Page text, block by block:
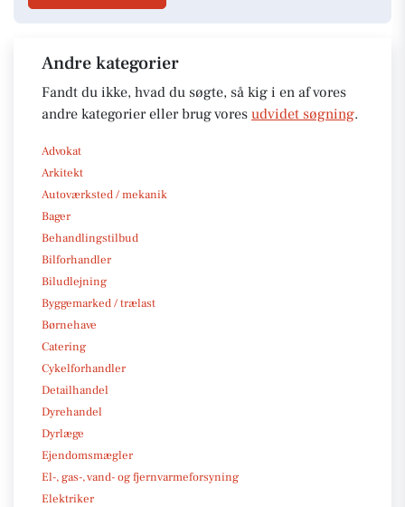
Andre kategorier
Fandt du ikke, hvad du søgte, så kig i en af vores
andre kategorier eller brug vores udvidet søgning.
Advokat
Arkitekt
Autoværksted / mekanik
Bager
Behandlingstilbud
Bilforhandler
Biludlejning
Byggemarked / trælast
Børnehave
Catering
Cykelforhandler
Detailhandel
Dyrehandel
Dyrlæge
Ejendomsmægler
El-, gas-, vand- og fjernvarmeforsyning
Elektriker